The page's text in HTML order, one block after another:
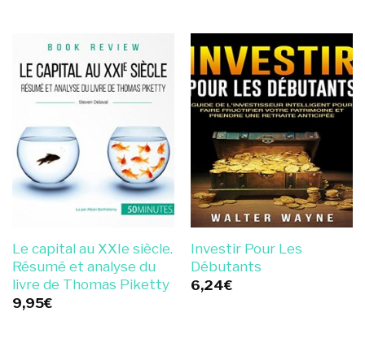
Le capital au XXIe siècle.
Résumé et analyse du
livre de Thomas Piketty
9,95€
Investir Pour Les
Débutants
6,24€